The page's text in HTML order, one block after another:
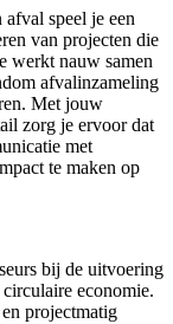
speel je een
van projecten die
werkt nauw samen
afvalinzameling
Met jouw
zorg je ervoor dat
met
te maken op
bij de uitvoering
economie.
projectmatig